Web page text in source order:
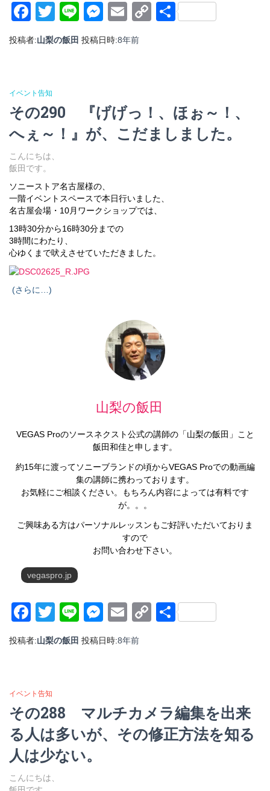
Facebook
Twitter
LineMessenger
EmailCopy
共
投稿者:山梨の飯田 投稿日時:8年前
イベント告知
その290 『げげっ！、ほぉ～！、
へぇ～！』が、こだましました。
こんにちは、
飯田です。
ソニーストア名古屋様の、
一階イベントスペースで本日行いました、
名古屋会場・10月ワークショップでは、
13時30分から16時30分までの
3時間にわたり、
心ゆくまで吠えさせていただきました。
(さらに…)
山梨の飯田
VEGAS Proのソースネクスト公式の講師の「山梨の飯田」こと
飯田和佳と申します。
約15年に渡ってソニーブランドの頃からVEGAS Proでの動画編
集の講師に携わっております。
お気軽にご相談ください。もちろん内容によっては有料です
が。。。
ご興味ある方はパーソナルレッスンもご好評いただいておりま
すので
お問い合わせ下さい。
vegaspro.jp
Facebook
Twitter
LineMessenger
EmailCopy
共
投稿者:山梨の飯田 投稿日時:8年前
イベント告知
その288 マルチカメラ編集を出来
る人は多いが、その修正方法を知る
人は少ない。
こんにちは、